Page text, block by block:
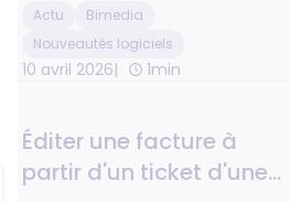
Actu
Bimedia
Nouveautés logiciels
10 avril 2026 1min
Éditer une facture à
partir d'un ticket d'une